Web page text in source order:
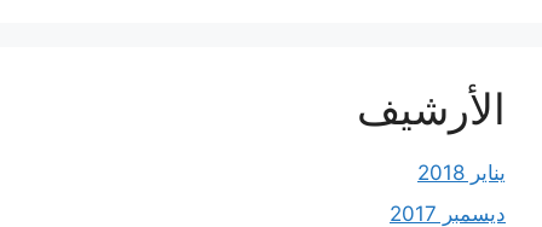
الأرشيف
يناير 2018
ديسمبر 2017